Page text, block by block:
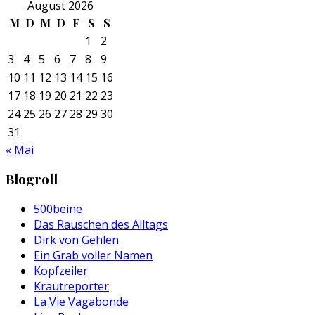
August 2026
M D M D F S S
1
2
3
4 5 6 7 8
9
10 11 12 13 14 15 16
17 18 19 20 21 22 23
24 25 26 27 28 29 30
31
« Mai
Blogroll
500beine
Das Rauschen des Alltags
Dirk von Gehlen
Ein Grab voller Namen
Kopfzeiler
Krautreporter
La Vie Vagabonde